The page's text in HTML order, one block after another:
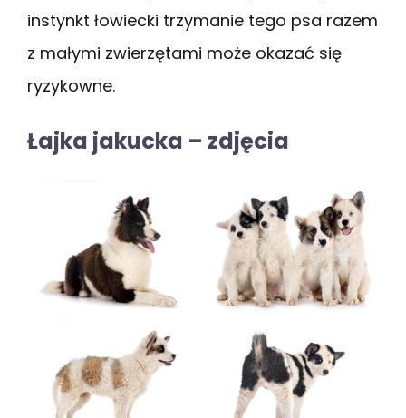
instynkt łowiecki trzymanie tego psa razem
z małymi zwierzętami może okazać się
ryzykowne.
Łajka jakucka – zdjęcia